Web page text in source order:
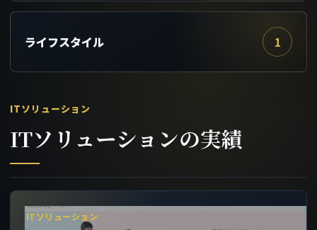
ライフスタイル 1
ITソリューション
ITソリューションの実績
ITソリューション